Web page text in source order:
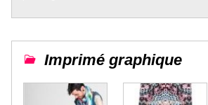
Imprimé graphique